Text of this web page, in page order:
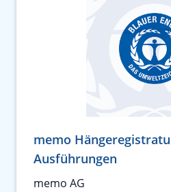
memo
Ausführungen
memo AG